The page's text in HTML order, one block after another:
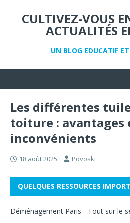
CULTIVEZ-VOUS
ACTUALITÉS
UN BLOG EDUCATIF
Les différentes
toiture : avantages
inconvénients
18 août 2025 Povoski
QUELQUES RESSOURCES
Déménagement Paris - Tout sur le